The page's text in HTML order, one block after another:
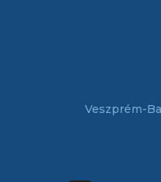
Veszprém-